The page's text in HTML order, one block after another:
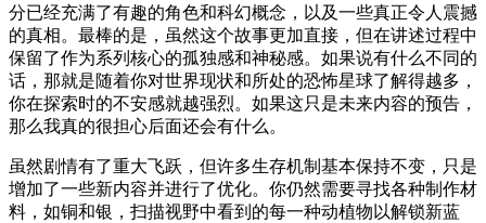
分已经充满了有趣的角色和科幻概念，以及一些真正令人震撼
的真相。最棒的是，虽然这个故事更加直接，但在讲述过程中
保留了作为系列核心的孤独感和神秘感。如果说有什么不同的
话，那就是随着你对世界现状和所处的恐怖星球了解得越多，
你在探索时的不安感就越强烈。如果这只是未来内容的预告，
那么我真的很担心后面还会有什么。
虽然剧情有了重大飞跃，但许多生存机制基本保持不变，只是
增加了一些新内容并进行了优化。你仍然需要寻找各种制作材
料，如铜和银，扫描视野中看到的每一种动植物以解锁新蓝